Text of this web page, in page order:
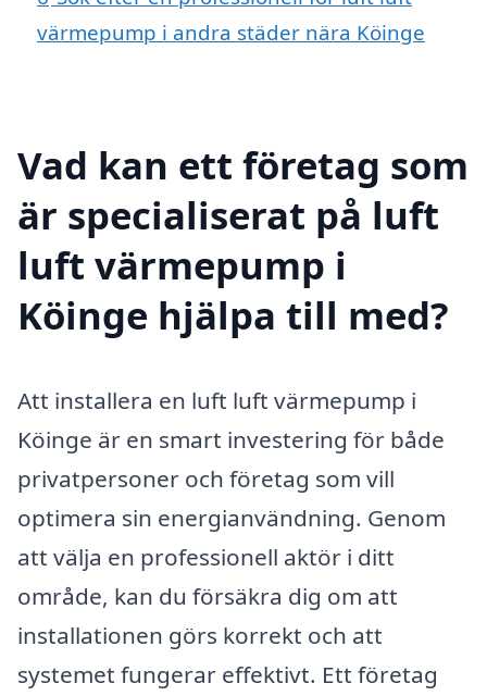
värmepump i andra städer nära Köinge
Vad kan ett företag som
är specialiserat på luft
luft värmepump i
Köinge hjälpa till med?
Att installera en luft luft värmepump i
Köinge är en smart investering för både
privatpersoner och företag som vill
optimera sin energianvändning. Genom
att välja en professionell aktör i ditt
område, kan du försäkra dig om att
installationen görs korrekt och att
systemet fungerar effektivt. Ett företag